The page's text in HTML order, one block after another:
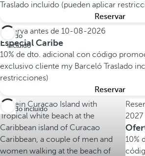
Traslado incluido (pueden aplicar
Reservar
Todo
incluido
Reserva antes de 10-08-2026
Especial Caribe
10% de dto. adicional con código
exclusivo cliente my Barceló Traslado
restricciones)
Reservar
Todo incluido
2027
10%